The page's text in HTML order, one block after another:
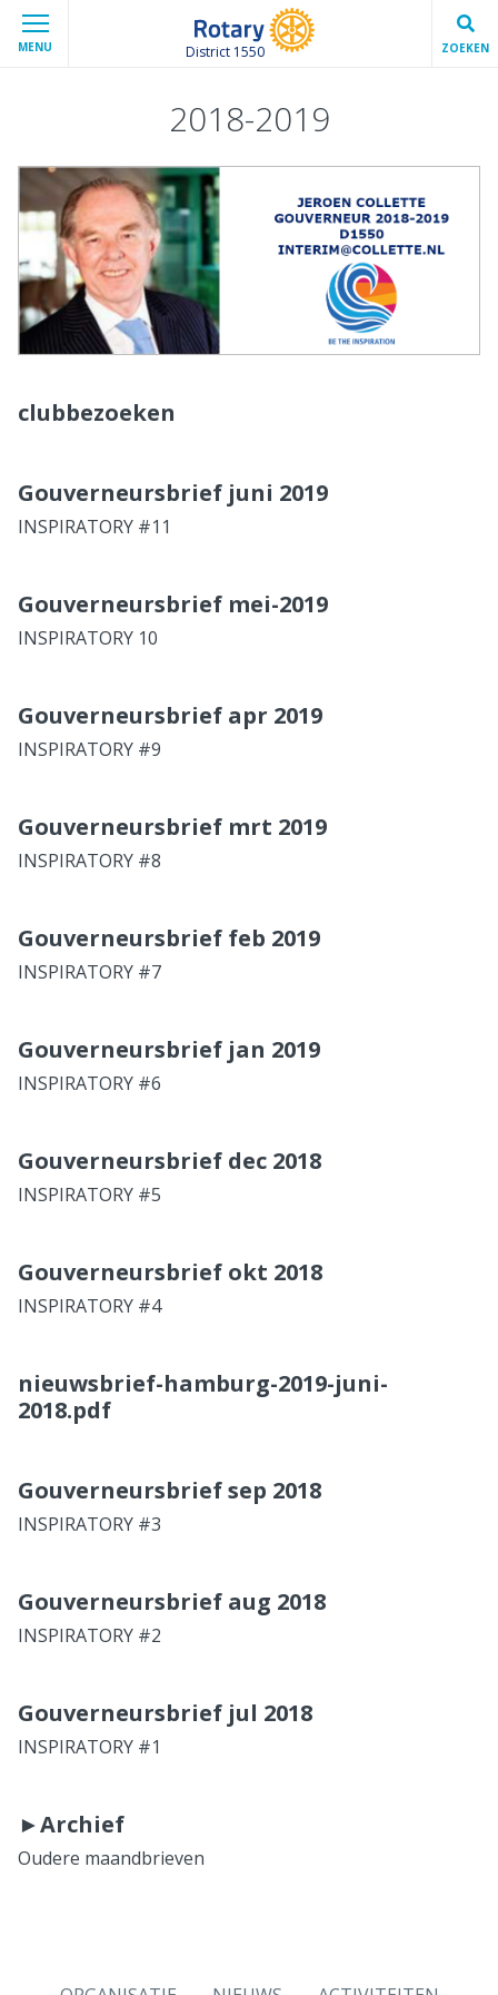
MENU District 1550 ZOEKEN
2018-2019
clubbezoeken
Gouverneursbrief juni 2019
INSPIRATORY #11
Gouverneursbrief mei-2019
INSPIRATORY 10
Gouverneursbrief apr 2019
INSPIRATORY #9
Gouverneursbrief mrt 2019
INSPIRATORY #8
Gouverneursbrief feb 2019
INSPIRATORY #7
Gouverneursbrief jan 2019
INSPIRATORY #6
Gouverneursbrief dec 2018
INSPIRATORY #5
Gouverneursbrief okt 2018
INSPIRATORY #4
nieuwsbrief-hamburg-2019-juni-
2018.pdf
Gouverneursbrief sep 2018
INSPIRATORY #3
Gouverneursbrief aug 2018
INSPIRATORY #2
Gouverneursbrief jul 2018
INSPIRATORY #1
►Archief
Oudere maandbrieven